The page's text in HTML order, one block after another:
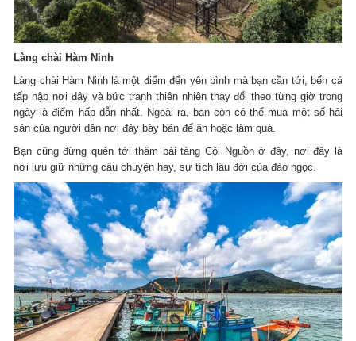
Làng chài Hàm Ninh
Làng chài Hàm Ninh là một điểm đến yên bình mà bạn cần tới, bến cá
tấp nập nơi đây và bức tranh thiên nhiên thay đổi theo từng giờ trong
ngày là điểm hấp dẫn nhất. Ngoài ra, bạn còn có thể mua một số hải
sản của người dân nơi đây bày bán để ăn hoặc làm quà.
Bạn cũng đừng quên tới thăm bải tàng Cội Nguồn ở đây, nơi đây là
nơi lưu giữ những câu chuyện hay, sự tích lâu đời của đảo ngọc.